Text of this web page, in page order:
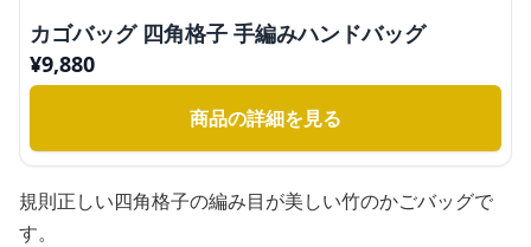
カゴバッグ 四角格子 手編みハンドバッグ
¥9,880
商品の詳細を見る
規則正しい四角格子の編み目が美しい竹のかごバッグで
す。